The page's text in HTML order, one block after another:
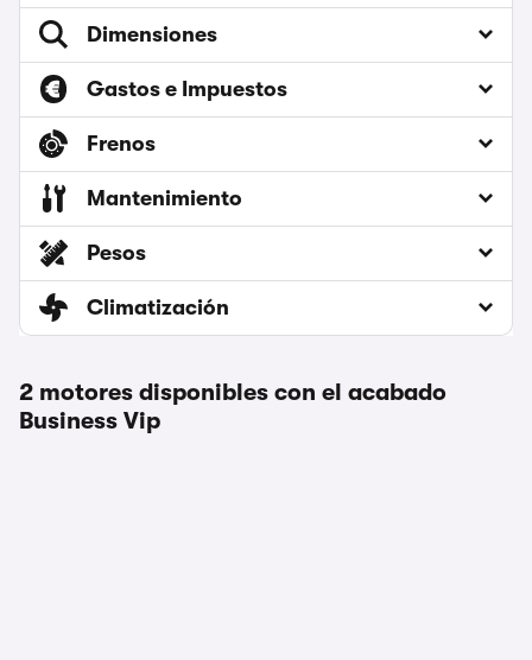
Dimensiones
Gastos e Impuestos
Frenos
Mantenimiento
Pesos
Climatización
2 motores disponibles con el acabado
Business Vip